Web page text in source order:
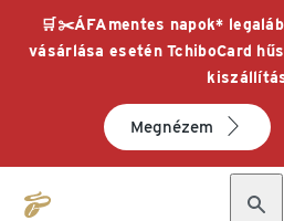
🛒✂️ÁFAmentes napok*
vásárlása esetén TchiboCard
Megnézem